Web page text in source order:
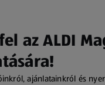
az ALDI
ajánlatainkról és